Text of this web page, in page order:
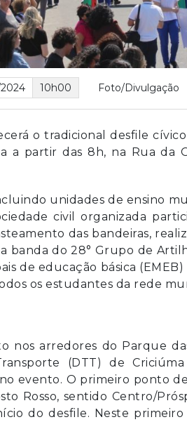
10h00 Foto/Divulgação
o tradicional desfile
a partir das 8h, na Rua da
unidades de ensino
civil organizada
das bandeiras,
banda do 28° Grupo de
de educação básica
os estudantes da rede
nos arredores do Parque
(DTT) de
evento. O primeiro ponto
Rosso, sentido Centro/
do desfile. Neste